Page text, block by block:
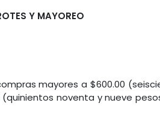
Y MAYOREO
mayores a $600.00
noventa y nueve